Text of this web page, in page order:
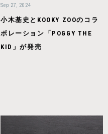
Sep 27, 2024
小木基史とKOOKY ZOOのコラ
ボレーション「POGGY THE
KID」が発売